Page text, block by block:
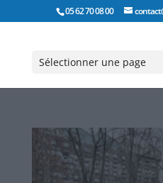
05 62 70 08 00
Sélectionner une page